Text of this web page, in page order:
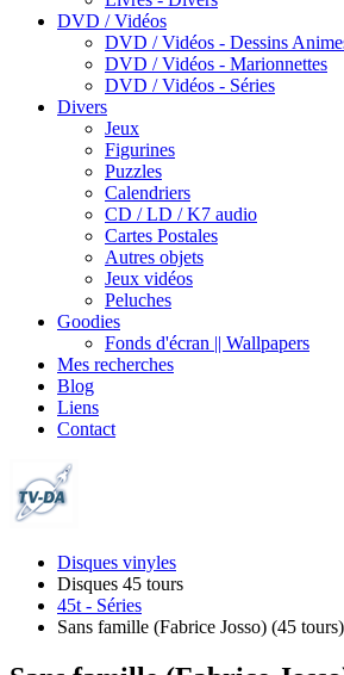
DVD / Vidéos
DVD / Vidéos - Dessins
DVD / Vidéos - Marionnettes
DVD / Vidéos - Séries
Divers
Jeux
Figurines
Puzzles
Calendriers
CD / LD / K7 audio
Cartes Postales
Autres objets
Jeux vidéos
Peluches
Goodies
Fonds d'écran || Wallpapers
Mes recherches
Blog
Liens
Contact
Disques vinyles
Disques 45 tours
45t - Séries
Sans famille (Fabrice Josso) (45 tours)